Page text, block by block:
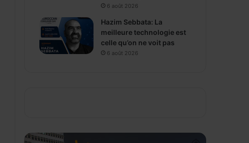
6 août 2026
Hazim Sebbata: La
meilleure technologie est
celle qu’on ne voit pas
6 août 2026